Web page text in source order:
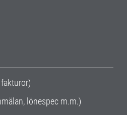
lönespec m.m.)